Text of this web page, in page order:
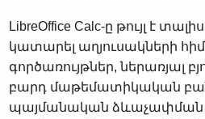
LibreOffice Calc-ը թույլ է
կատարել աղյուսակների
գործառույթներ, ներառյալ
բարդ մաթեմատիկական
պայմանական ձևաչափման